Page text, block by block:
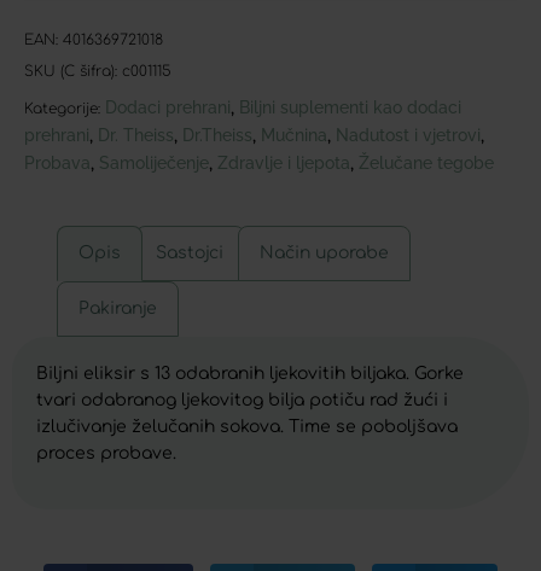
EAN: 4016369721018
SKU (C šifra): c001115
Kategorije: Dodaci prehrani Biljni suplementi kao dodaci
prehrani Dr. Theiss Dr.Theiss Mučnina Nadutost i vjetrovi
Probava Samoliječenje Zdravlje i ljepota Želučane tegobe
Opis Sastojci Način uporabe
Pakiranje
Biljni eliksir s 13 odabranih ljekovitih biljaka. Gorke
tvari odabranog ljekovitog bilja potiču rad žući i
izlučivanje želučanih sokova. Time se poboljšava
proces probave.